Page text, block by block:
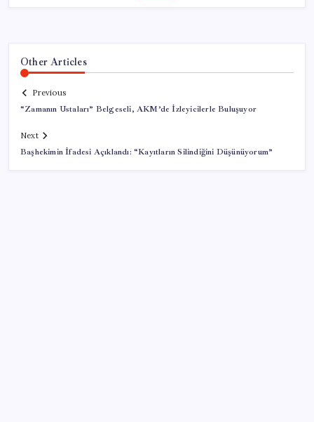
Other Articles
Previous
“Zamanın Ustaları” Belgeseli, AKM’de İzleyicilerle Buluşuyor
Next
Başhekimin İfadesi Açıklandı: “Kayıtların Silindiğini Düşünüyorum”